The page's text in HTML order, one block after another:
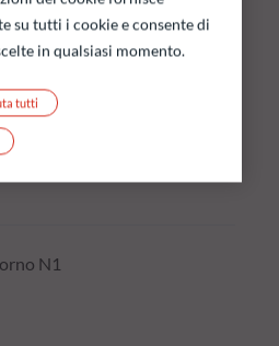
N1
su tutti i cookie e consente di
in qualsiasi momento.
tutti